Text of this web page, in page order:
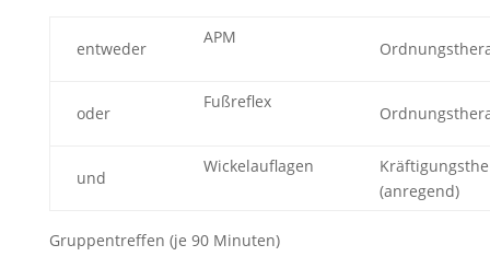
entweder
APM
oder
Fußreflex
und
Wickelauflagen
(anregend)
Gruppentreffen (je 90 Minuten)